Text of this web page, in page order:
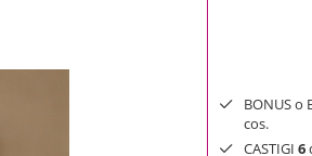
BONUS o
cos.
CASTIGI 6